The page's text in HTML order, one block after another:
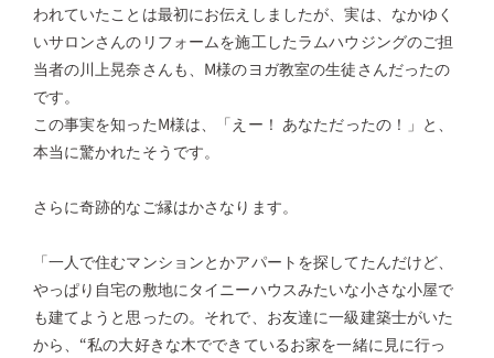
われていたことは最初にお伝えしましたが、実は、なかゆく
いサロンさんのリフォームを施工したラムハウジングのご担
当者の川上晃奈さんも、M様のヨガ教室の生徒さんだったの
です。
この事実を知ったM様は、「えー！ あなただったの！」と、
本当に驚かれたそうです。
さらに奇跡的なご縁はかさなります。
「一人で住むマンションとかアパートを探してたんだけど、
やっぱり自宅の敷地にタイニーハウスみたいな小さな小屋で
も建てようと思ったの。それで、お友達に一級建築士がいた
から、“私の大好きな木でできているお家を一緒に見に行っ